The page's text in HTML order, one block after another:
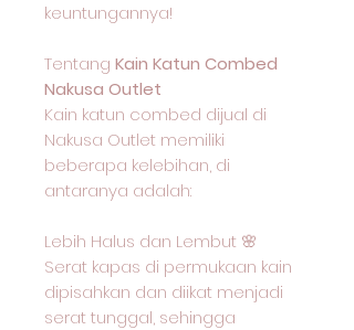
keuntungannya!
Tentang Kain Katun Combed
Nakusa Outlet
Kain katun combed dijual di
Nakusa Outlet memiliki
beberapa kelebihan, di
antaranya adalah:
Lebih Halus dan Lembut 🌸
Serat kapas di permukaan kain
dipisahkan dan diikat menjadi
serat tunggal, sehingga